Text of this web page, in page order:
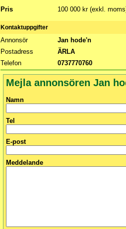
Pris 100 000 kr (exkl.
Kontaktuppgifter
Annonsör
Jan hode'n
Postadress
ÄRLA
Telefon
0737770760
Mejla annonsören Jan
Namn
Tel
E-post
Meddelande